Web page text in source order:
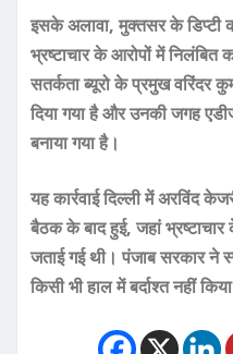
इसके अलावा, मुक्तसर के डिप्टी
भ्रष्टाचार के आरोपों में निलंबित
सतर्कता ब्यूरो के प्रमुख वरिंदर
दिया गया है और उनकी जगह
बनाया गया है।
यह कार्रवाई दिल्ली में अरविंद
बैठक के बाद हुई, जहां
जताई गई थी। पंजाब सरकार ने
किसी भी हाल में बर्दाश्त नहीं